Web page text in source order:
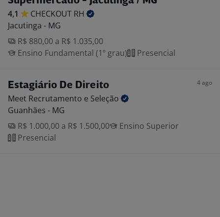
4,1 CHECKOUT RH
Jacutinga - MG
R$ 880,00 a R$ 1.035,00
Ensino Fundamental (1º grau)
Presencial
Estagiário De Direito 4 ago
Meet Recrutamento e Seleção
Guanhães - MG
R$ 1.000,00 a R$ 1.500,00
Ensino Superior
Presencial